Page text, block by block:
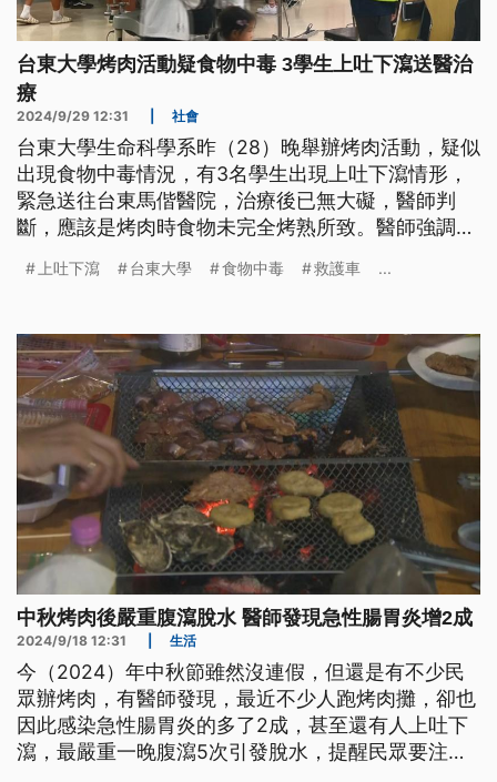
台東大學烤肉活動疑食物中毒 3學生上吐下瀉送醫治
療
2024/9/29 12:31 社會
台東大學生命科學系昨（28）晚舉辦烤肉活動，疑似
出現食物中毒情況，有3名學生出現上吐下瀉情形，
緊急送往台東馬偕醫院，治療後已無大礙，醫師判
斷，應該是烤肉時食物未完全烤熟所致。醫師強調，
上吐下瀉 台東大學 食物中毒 救護車 ...
中秋烤肉後嚴重腹瀉脫水 醫師發現急性腸胃炎增2成
2024/9/18 12:31 生活
今（2024）年中秋節雖然沒連假，但還是有不少民
眾辦烤肉，有醫師發現，最近不少人跑烤肉攤，卻也
因此感染急性腸胃炎的多了2成，甚至還有人上吐下
瀉，最嚴重一晚腹瀉5次引發脫水，提醒民眾要注意